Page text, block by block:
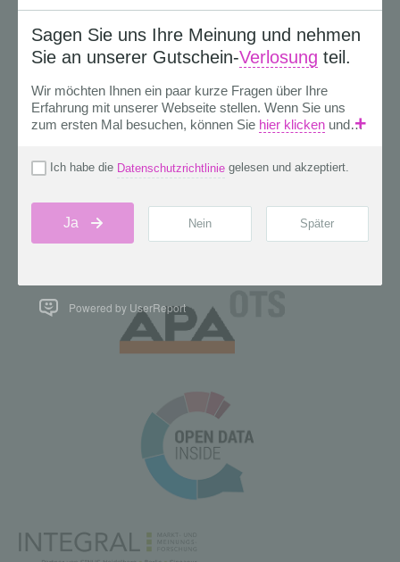
Powered by UserReport